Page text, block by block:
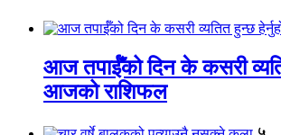
आज तपाईँको दिन के कसरी
आजको राशिफल